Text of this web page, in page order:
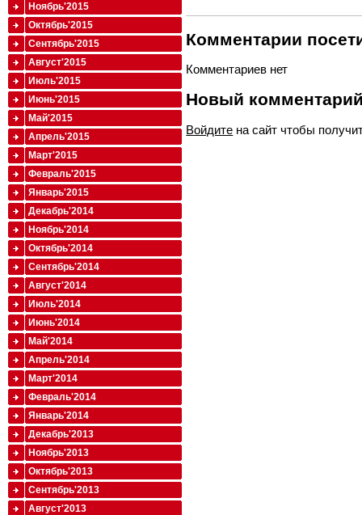
Комментарии
Комментариев нет
Новый
Войдите на сайт чтобы
Ноябрь'2015
Октябрь'2015
Сентябрь'2015
Август'2015
Июль'2015
Июнь'2015
Май'2015
Апрель'2015
Март'2015
Февраль'2015
Январь'2015
Декабрь'2014
Ноябрь'2014
Октябрь'2014
Сентябрь'2014
Август'2014
Июль'2014
Июнь'2014
Май'2014
Апрель'2014
Март'2014
Февраль'2014
Январь'2014
Декабрь'2013
Ноябрь'2013
Октябрь'2013
Сентябрь'2013
Август'2013